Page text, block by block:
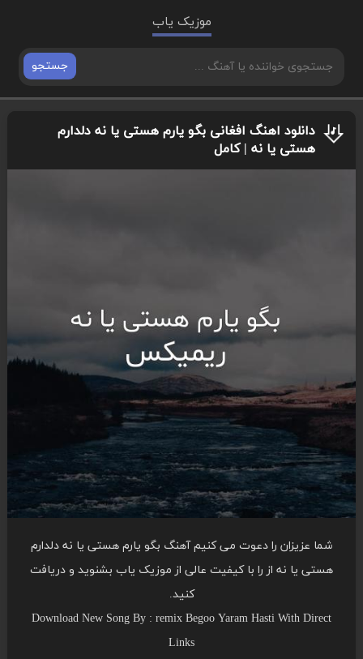
موزیک یاب
جستجو
دانلود اهنگ افغانی بگو یارم هستی یا نه دلدارم
هستی یا نه | کامل
شما عزیزان را دعوت می کنیم آهنگ بگو یارم هستی یا نه دلدارم
هستی یا نه از را با کیفیت عالی از موزیک یاب بشنوید و دریافت
کنید.
Download New Song By : remix Begoo Yaram Hasti With Direct
Links